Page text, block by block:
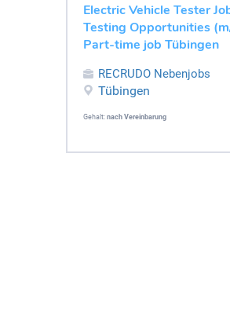
Electric Vehicle Tester
Testing Opportunities
Part-time job Tübingen
RECRUDO Nebenjobs
Tübingen
Gehalt: nach Vereinbarung